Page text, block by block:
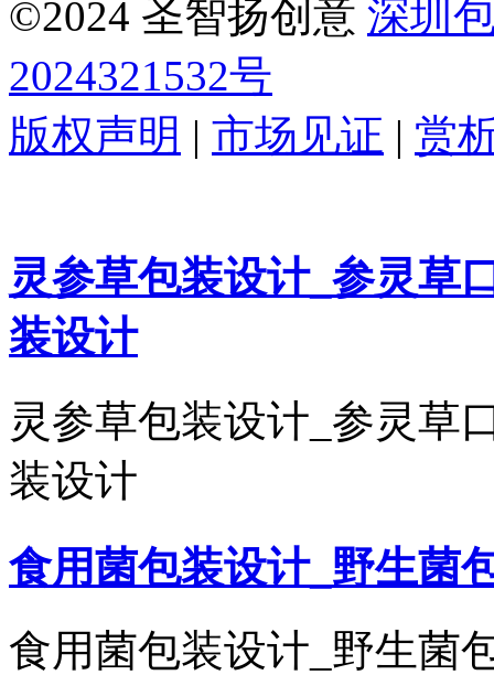
©2024 圣智扬创意 深圳
2024321532号
版权声明 | 市场见证 | 赏
灵参草包装设计_参灵草
装设计
灵参草包装设计_参灵草
装设计
食用菌包装设计_野生菌
食用菌包装设计_野生菌